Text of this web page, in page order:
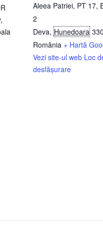
Aleea Patriei, PT 17,
2
Deva, Hunedoara
România + Hartă
Vezi site-ul web Loc
desfășurare